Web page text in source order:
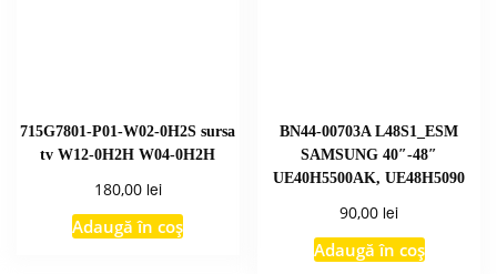
715G7801-P01-W02-0H2S sursa
tv W12-0H2H W04-0H2H
180,00 lei
Adaugă în coș
BN44-00703A L48S1_ESM
SAMSUNG 40″-48″
UE40H5500AK, UE48H5090
90,00 lei
Adaugă în coș